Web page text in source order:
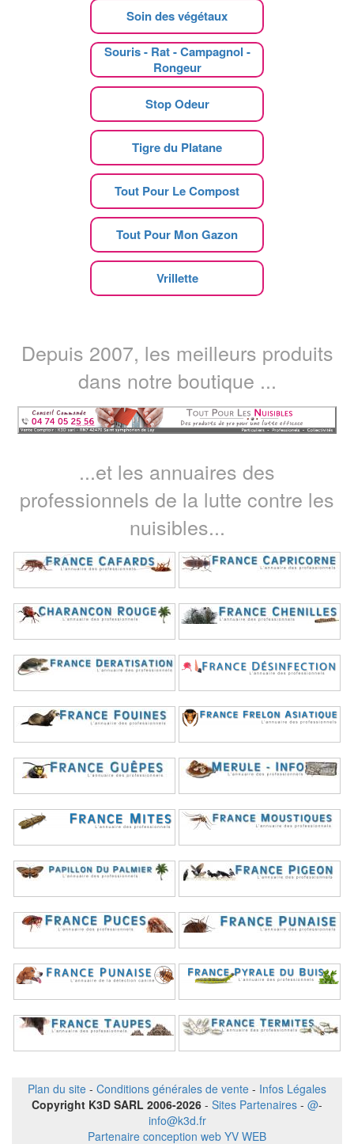
Soin des végétaux
Souris - Rat - Campagnol -
Rongeur
Stop Odeur
Tigre du Platane
Tout Pour Le Compost
Tout Pour Mon Gazon
Vrillette
Depuis 2007, les meilleurs produits
dans notre boutique ...
...et les annuaires des
professionnels de la lutte contre les
nuisibles...
Plan du site - Conditions générales de vente - Infos Légales
Copyright K3D SARL 2006-2026 - Sites Partenaires - @-
info@k3d.fr
Partenaire conception web YV WEB